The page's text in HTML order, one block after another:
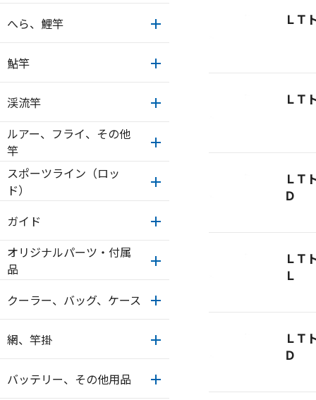
へら、鯉竿
鮎竿
渓流竿
ルアー、フライ、その他
竿
スポーツライン（ロッ
ド）
ガイド
オリジナルパーツ・付属
品
クーラー、バッグ、ケース
網、竿掛
バッテリー、その他用品
ＬＴ
ＬＴ
ＬＴ
Ｄ
ＬＴ
Ｌ
ＬＴ
Ｄ